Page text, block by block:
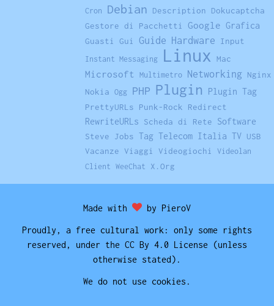
Cron
Debian Description
Dokucaptcha
Gestore di Pacchetti
Google Grafica
Guasti Gui Guide Hardware Input
Instant Messaging Linux Mac
Microsoft Multimetro Networking Nginx
Nokia Ogg PHP Plugin Plugin Tag
PrettyURLs Punk-Rock Redirect
RewriteURLs Scheda di Rete Software
Steve Jobs Tag Telecom Italia TV USB
Vacanze Viaggi Videogiochi
Videolan
Client WeeChat X.Org
Made with by PieroV
Proudly, a free cultural work: only some rights
reserved, under the CC By 4.0 License (unless
otherwise stated).
We do not use cookies.